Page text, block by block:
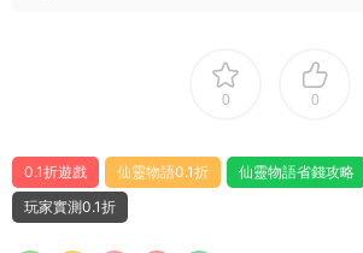
0 0
0.1折遊戲 仙靈物語0.1折 仙靈物語省錢攻略
玩家實測0.1折